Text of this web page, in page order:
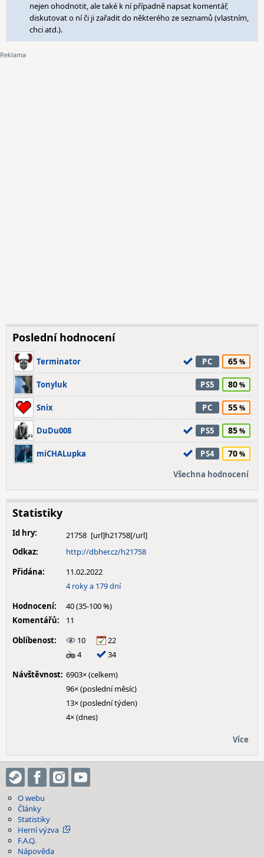
nejen ohodnotit, ale také k ní případně napsat komentář,
diskutovat o ní či ji zařadit do některého ze seznamů (vlastním,
chci atd.).
Poslední hodnocení
Terminator PC 65
Tonyluk PS5 80
Snix PC 55
DuDu008 PS5 85
miCHALupka PS4 70
Všechna hodnocení
Statistiky
Id hry:
21758
Odkaz:
http://dbher.cz/h21758
Přidána:
11.02.2022
4 roky a 179 dní
Hodnocení:
40 (35-100 %)
Komentářů:
11
Oblíbenost:
10
22
4
34
Návštěvnost: 6903× (celkem)
96× (poslední měsíc)
13× (poslední týden)
4× (dnes)
Více
O webu
Články
Statistiky
Herní výzva
F.A.Q.
Nápověda